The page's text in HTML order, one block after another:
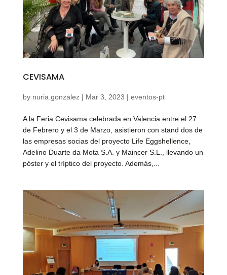
CEVISAMA
by nuria.gonzalez| Mar 3, 2023 | eventos-pt
A la Feria Cevisama celebrada en Valencia entre el 27
de Febrero y el 3 de Marzo, asistieron con stand dos de
las empresas socias del proyecto Life Eggshellence,
Adelino Duarte da Mota S.A. y Maincer S.L., llevando un
póster y el tríptico del proyecto. Además,...